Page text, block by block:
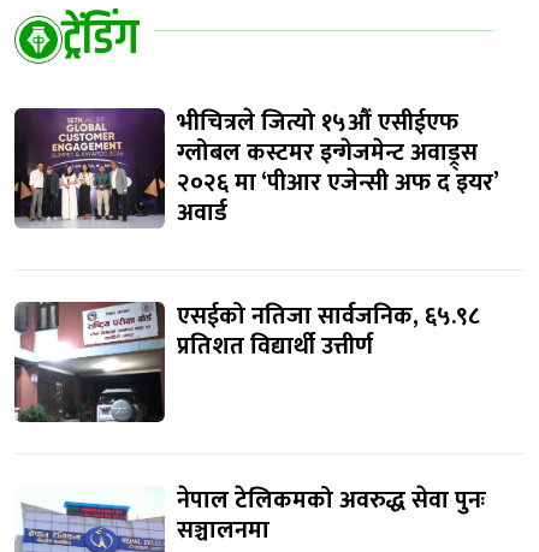
ट्रेंडिंग
भीचित्रले जित्यो १५औं एसीईएफ
ग्लोबल कस्टमर इन्गेजमेन्ट अवाड्र्स
२०२६ मा ‘पीआर एजेन्सी अफ द इयर’
अवार्ड
एसईको नतिजा सार्वजनिक, ६५.९८
प्रतिशत विद्यार्थी उत्तीर्ण
नेपाल टेलिकमको अवरुद्ध सेवा पुनः
सञ्चालनमा